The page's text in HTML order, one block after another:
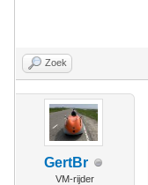
Zoek
GertBr
VM-rijder